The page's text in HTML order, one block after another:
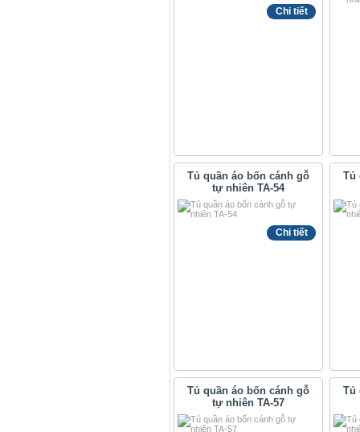
Chi tiết
Tủ quần áo bốn cánh gỗ
tự nhiên TA-54
Chi tiết
Tủ
Tủ quần áo bốn cánh gỗ
tự nhiên TA-57
Tủ